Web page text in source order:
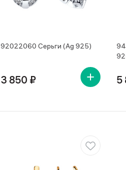
92022060 Серьги (Ag 925)
3 850 ₽ 5